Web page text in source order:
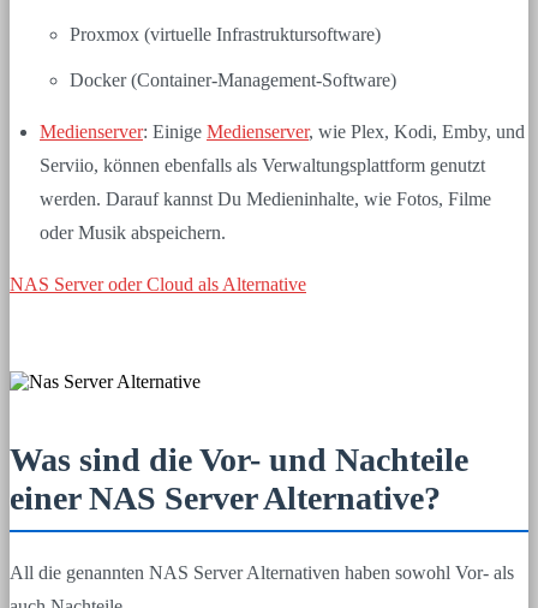
Proxmox (virtuelle Infrastruktursoftware)
Docker (Container-Management-Software)
Medienserver: Einige Medienserver, wie Plex, Kodi, Emby, und
Serviio, können ebenfalls als Verwaltungsplattform genutzt
werden. Darauf kannst Du Medieninhalte, wie Fotos, Filme
oder Musik abspeichern.
NAS Server oder Cloud als Alternative
Was sind die Vor- und Nachteile
einer NAS Server Alternative?
All die genannten NAS Server Alternativen haben sowohl Vor- als